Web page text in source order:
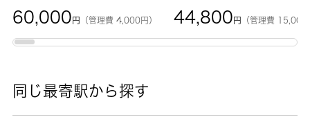
60,000 円 （管理費 4,000円） 44,800 円 （管理費 15,000
同じ最寄駅から探す